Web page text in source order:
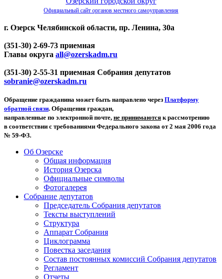
Официальный сайт органов местного самоуправления
г. Озерск Челябинской области, пр. Ленина, 30а
(351-30) 2-69-73 приемная
Главы округа all@ozerskadm.ru
(351-30) 2-55-31 приемная Собрания депутатов
sobranie@ozerskadm.ru
Обращение гражданина может быть направлено через Платформу
обратной связи. Обращения граждан,
направленные по электронной почте, не принимаются к рассмотрению
в соответствии с требованиями Федерального закона от 2 мая 2006 года
№ 59-ФЗ.
Об Озерске
Общая информация
История Озерска
Официальные символы
Фотогалерея
Собрание депутатов
Председатель Собрания депутатов
Тексты выступлений
Структура
Аппарат Собрания
Циклограмма
Повестка заседания
Состав постоянных комиссий Собрания депутатов
Регламент
Отчеты